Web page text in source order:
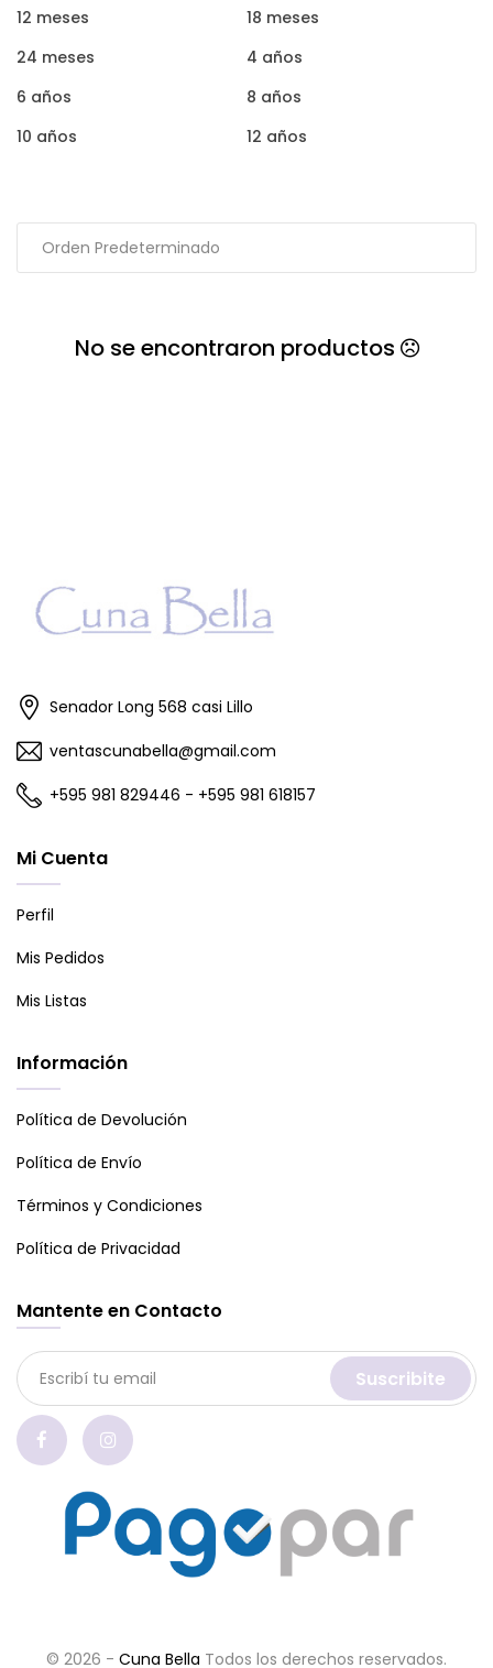
12 meses
18 meses
24 meses
4 años
6 años
8 años
10 años
12 años
No se encontraron productos
Senador Long 568 casi Lillo
ventascunabella@gmail.com
+595 981 829446 - +595 981 618157
Mi Cuenta
Perfil
Mis Pedidos
Mis Listas
Información
Política de Devolución
Política de Envío
Términos y Condiciones
Política de Privacidad
Mantente en Contacto
Suscribite
© 2026 - Cuna Bella Todos los derechos reservados.